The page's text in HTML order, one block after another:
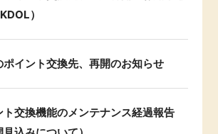
）
ポイント交換先、再開のお知らせ
ト交換機能のメンテナンス経過報告